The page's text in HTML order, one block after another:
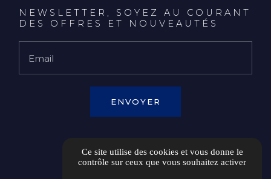
NEWSLETTER, SOYEZ AU COURANT
DES OFFRES ET NOUVEAUTÉS
Email
ESPACE CLIENT
Ce site utilise des cookies et vous donne le
contrôle sur ceux que vous souhaitez activer